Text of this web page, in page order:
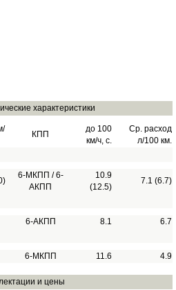
характеристики
КПП
до 100
км/ч, с.
Ср. расход
л/100 км.
6-МКПП / 6-
АКПП
10.9
(12.5)
7.1 (6.7)
6-АКПП 8.1
6.7
6-МКПП 11.6 4.9
и цены